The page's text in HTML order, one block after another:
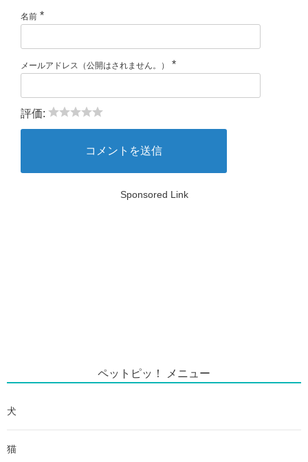
名前 *
メールアドレス（公開はされません。） *
評価:
Sponsored Link
ペットピッ！ メニュー
犬
猫